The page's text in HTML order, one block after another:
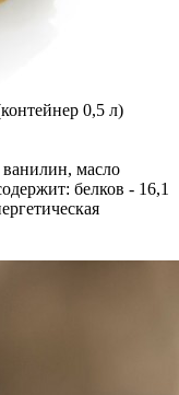
0,5 л)
ванилин, масло
белков - 16,1